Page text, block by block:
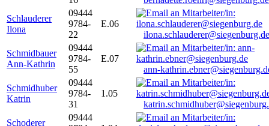
Schlauderer
Ilona
09444
9784-
22
E.06
ilona.schlauderer@siegenburg.de
Schmidbauer
Ann-Kathrin
09444
9784-
55
E.07
ann-
Schmidhuber
Katrin
09444
9784-
31
1.05
Schoderer
09444